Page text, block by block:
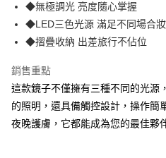
街口支付
悠遊付
AFTEE先享後付
相關說明
AFTEE先享後付是「在收到商品之後
便利好安心！
ATM付款
◆無極調光 亮度隨心掌握
◆LED三色光源 滿足不同場合
◆摺疊收納 出差旅行不佔位
銷售重點
這款鏡子不僅擁有三種不同的光源
的照明，還具備觸控設計，操作簡
夜晚護膚，它都能成為您的最佳夥